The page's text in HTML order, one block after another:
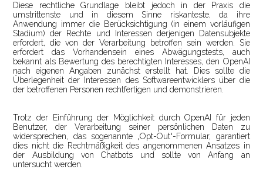
Diese rechtliche Grundlage bleibt jedoch in der Praxis die
umstrittenste und in diesem Sinne riskanteste, da ihre
Anwendung immer die Berücksichtigung (in einem vorläufigen
Stadium) der Rechte und Interessen derjenigen Datensubjekte
erfordert, die von der Verarbeitung betroffen sein werden. Sie
erfordert das Vorhandensein eines Abwägungstests, auch
bekannt als Bewertung des berechtigten Interesses, den OpenAI
nach eigenen Angaben zunächst erstellt hat. Dies sollte die
Überlegenheit der Interessen des Softwareentwicklers über die
der betroffenen Personen rechtfertigen und demonstrieren.
Trotz der Einführung der Möglichkeit durch OpenAI für jeden
Benutzer, der Verarbeitung seiner persönlichen Daten zu
widersprechen, das sogenannte „Opt-Out“-Formular, garantiert
dies nicht die Rechtmäßigkeit des angenommenen Ansatzes in
der Ausbildung von Chatbots und sollte von Anfang an
untersucht werden.